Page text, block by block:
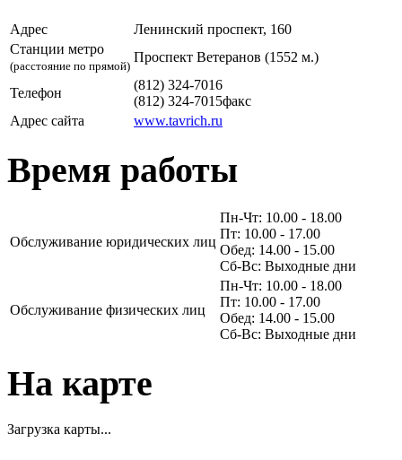
Адрес
Ленинский проспект, 160
Станции метро
(расстояние по прямой)
Проспект Ветеранов (1552 м.)
Телефон
(812) 324-7016
(812) 324-7015факс
Адрес сайта
www.tavrich.ru
Время работы
Обслуживание юридических лиц
Пн-Чт: 10.00 - 18.00
Пт: 10.00 - 17.00
Обед: 14.00 - 15.00
Сб-Вс: Выходные дни
Обслуживание физических лиц
Пн-Чт: 10.00 - 18.00
Пт: 10.00 - 17.00
Обед: 14.00 - 15.00
Сб-Вс: Выходные дни
На карте
Загрузка карты...